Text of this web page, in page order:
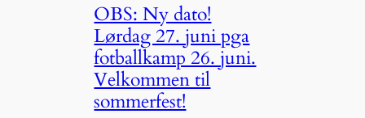
OBS: Ny dato!
Lørdag 27. juni pga
fotballkamp 26. juni.
Velkommen til
sommerfest!